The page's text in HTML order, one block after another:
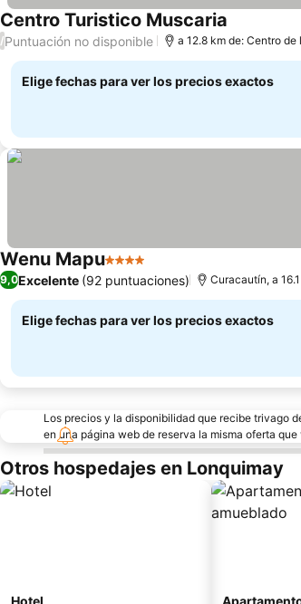
Centro Turistico Muscaria
/Puntuación no disponible a 12.8 km de: Centro de
Elige fechas para ver los precios exactos
Wenu Mapu4 Estrellas
9,0Excelente (92 puntuaciones) Curacautín, a
Elige fechas para ver los precios exactos
Los precios y la disponibilidad que recibe trivago
en una página web de reserva la misma oferta
Otros hospedajes en Lonquimay
Hotel